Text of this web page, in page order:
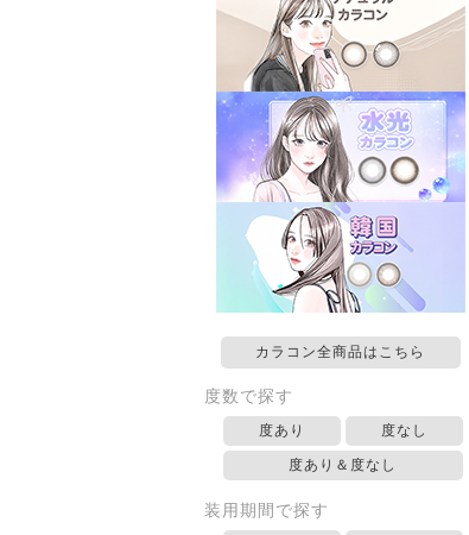
カラコン全商品はこちら
度数で探す
度あり 度なし
度あり＆度なし
装用期間で探す